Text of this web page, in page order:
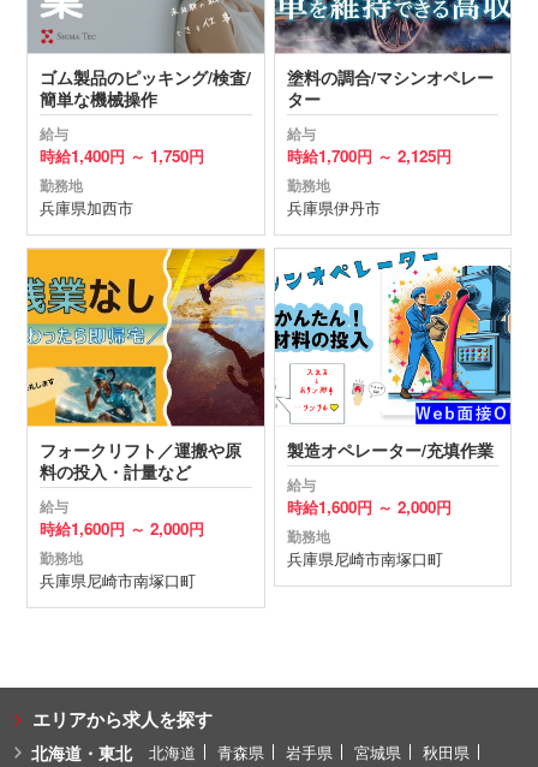
ゴム製品のピッキング/検査/
簡単な機械操作
給与
時給1,400円 ～ 1,750円
勤務地
兵庫県加西市
塗料の調合/マシンオペレー
ター
給与
時給1,700円 ～ 2,125円
勤務地
兵庫県伊丹市
フォークリフト／運搬や原
料の投入・計量など
給与
時給1,600円 ～ 2,000円
勤務地
兵庫県尼崎市南塚口町
製造オペレーター/充填作業
給与
時給1,600円 ～ 2,000円
勤務地
兵庫県尼崎市南塚口町
エリアから求人を探す
北海道・東北 北海道 青森県 岩手県 宮城県
秋田県